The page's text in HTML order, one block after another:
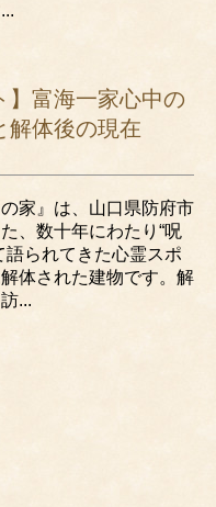
】富海一家心中の
解体後の現在
の家』は、山口県防府市
、数十年にわたり“呪
語られてきた心霊スポ
体された建物です。解
...